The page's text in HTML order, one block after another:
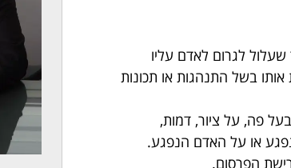
לגרום לאדם עליו
בשל התנהגות או תכונות
פה, על ציור, דמות,
או על האדם הנפגע.
הפרסום.